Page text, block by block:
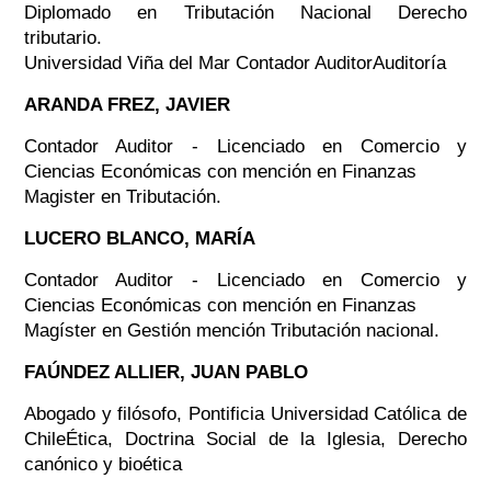
Diplomado en Tributación Nacional Derecho
tributario.
Universidad Viña del Mar Contador AuditorAuditoría
ARANDA FREZ, JAVIER
Contador Auditor - Licenciado en Comercio y
Ciencias Económicas con mención en Finanzas
Magister en Tributación.
LUCERO BLANCO, MARÍA
Contador Auditor - Licenciado en Comercio y
Ciencias Económicas con mención en Finanzas
Magíster en Gestión mención Tributación nacional.
FAÚNDEZ ALLIER, JUAN PABLO
Abogado y filósofo, Pontificia Universidad Católica de
ChileÉtica, Doctrina Social de la Iglesia, Derecho
canónico y bioética